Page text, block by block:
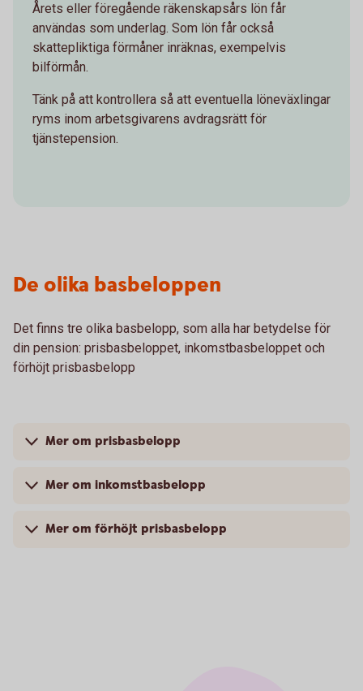
Årets eller föregående räkenskapsårs lön får
användas som underlag. Som lön får också
skattepliktiga förmåner inräknas, exempelvis
bilförmån.
Tänk på att kontrollera så att eventuella löneväxlingar
ryms inom arbetsgivarens avdragsrätt för
tjänstepension.
De olika basbeloppen
Det finns tre olika basbelopp, som alla har betydelse för
din pension: prisbasbeloppet, inkomstbasbeloppet och
förhöjt prisbasbelopp
Mer om prisbasbelopp
Mer om inkomstbasbelopp
Mer om förhöjt prisbasbelopp